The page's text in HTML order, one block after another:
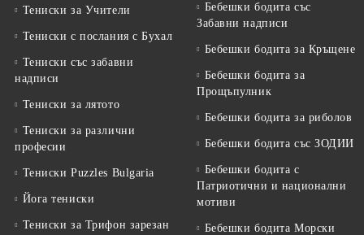
Тениски за Учители
Тениски с послания с Бухал
Тениски със забавни
надписи
Тениски за лятото
Тениски за различни
професии
Тениски Puzzles Bulgaria
Йога тениски
Тениски за Трифон зарезан
Бебешки бодита със
Забавни надписи
Бебешки бодита за Кръщене
Бебешки бодита за
Прощъпулник
Бебешки бодита за риболов
Бебешки бодита със ЗОДИИ
Бебешки бодита с
Патриотични и национални
мотиви
Бебешки бодита Морски